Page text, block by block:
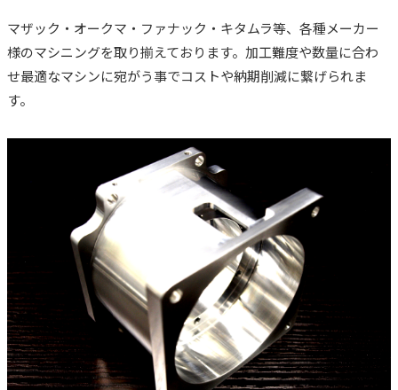
マザック・オークマ・ファナック・キタムラ等、各種メーカー
様のマシニングを取り揃えております。加工難度や数量に合わ
せ最適なマシンに宛がう事でコストや納期削減に繋げられま
す。